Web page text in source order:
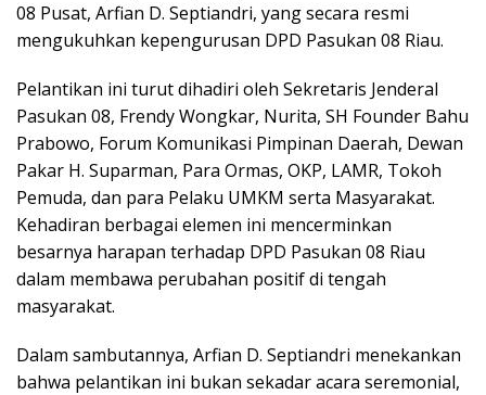
08 Pusat, Arfian D. Septiandri, yang secara resmi
mengukuhkan kepengurusan DPD Pasukan 08 Riau.
Pelantikan ini turut dihadiri oleh Sekretaris Jenderal
Pasukan 08, Frendy Wongkar, Nurita, SH Founder Bahu
Prabowo, Forum Komunikasi Pimpinan Daerah, Dewan
Pakar H. Suparman, Para Ormas, OKP, LAMR, Tokoh
Pemuda, dan para Pelaku UMKM serta Masyarakat.
Kehadiran berbagai elemen ini mencerminkan
besarnya harapan terhadap DPD Pasukan 08 Riau
dalam membawa perubahan positif di tengah
masyarakat.
Dalam sambutannya, Arfian D. Septiandri menekankan
bahwa pelantikan ini bukan sekadar acara seremonial,